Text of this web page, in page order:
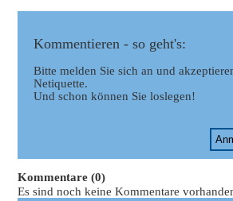
Kommentieren - so geht's:
Bitte melden Sie sich an und
Netiquette.
Und schon können Sie loslegen!
Kommentare (0)
Es sind noch keine Kommentare